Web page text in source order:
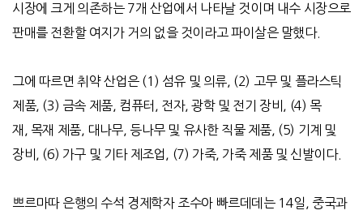
시장에 크게 의존하는7개 산업에서 나타날 것이며 내수 시장으로
판매를 전환할 여지가 거의 없을 것이라고 파이살은 말했다.
그에 따르면 취약 산업은(1) 섬유 및 의류 , (2) 고무 및 플라스틱
제품, (3) 금속 제품, 컴퓨터 전자,광학 및 전기 장비 , (4) 목
재
목재 제품, 대나무, 등나무 및 유사한 직물 제품 , (5) 기계 및
장비
, (6) 가구 및 기타 제조업 , (7) 가죽, 가죽 제품 및 신발이다.
쁘르마따 은행의 수석 경제학자 조수아 빠르데데는 14일
중국과